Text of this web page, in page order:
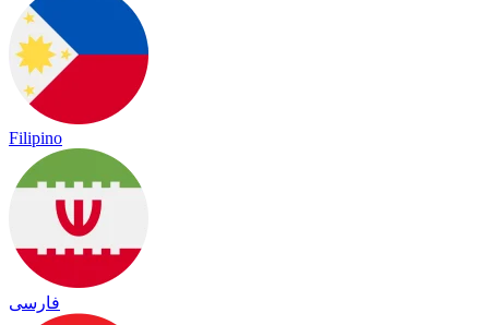
Filipino
فارسی